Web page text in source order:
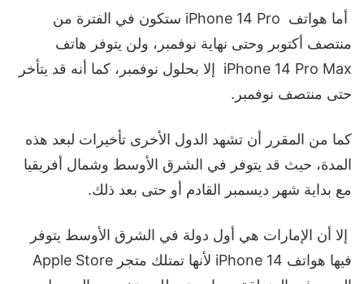
أما هواتف iPhone 14 Pro ستكون في الفترة من
منتصف أكتوبر وحتى نهاية نوفمبر، ولن يتوفر هاتف
iPhone 14 Pro Max إلا بحلول نوفمبر، كما أنه قد يتأخر
حتى منتصف نوفمبر.
كما من المقرر أن تشهد الدول الأخرى تأخيرات لبعد هذه
المدة، حيث قد يتوفر في الشرق الأوسط وشمال أفريقيا
مع بداية شهر ديسمبر القادم أو حتى بعد ذلك.
إلا أن الإمارات هي أول دولة في الشرق الأوسط يتوفر
فيها هواتف iPhone 14 لأنها تمتلك متجر Apple Store